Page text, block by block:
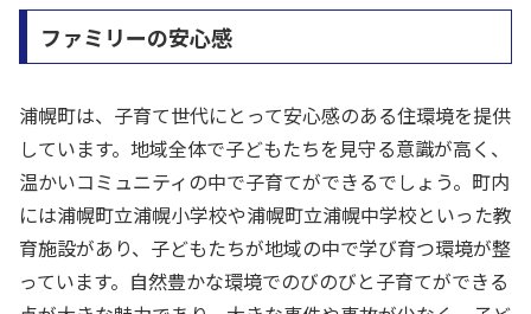
ファミリーの安心感
浦幌町は、子育て世代にとって安心感のある住環境を提供
しています。地域全体で子どもたちを見守る意識が高く、
温かいコミュニティの中で子育てができるでしょう。町内
には浦幌町立浦幌小学校や浦幌町立浦幌中学校といった教
育施設があり、子どもたちが地域の中で学び育つ環境が整
っています。自然豊かな環境でのびのびと子育てができる